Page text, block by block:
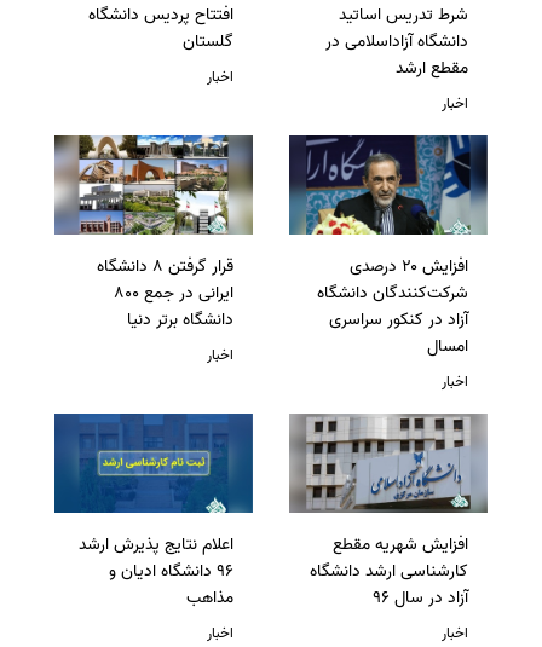
شرط تدریس اساتید
دانشگاه آزاداسلامی در
مقطع ارشد
اخبار
افتتاح پردیس دانشگاه
گلستان
اخبار
افزایش ۲۰ درصدی
شرکت‌کنندگان دانشگاه
آزاد در کنکور سراسری
امسال
اخبار
قرار گرفتن 8 دانشگاه
ایرانی در جمع 800
دانشگاه برتر دنیا
اخبار
افزایش شهریه مقطع
کارشناسی ارشد دانشگاه
آزاد در سال 96
اخبار
اعلام نتایج پذیرش ارشد
96 دانشگاه ادیان و
مذاهب
اخبار